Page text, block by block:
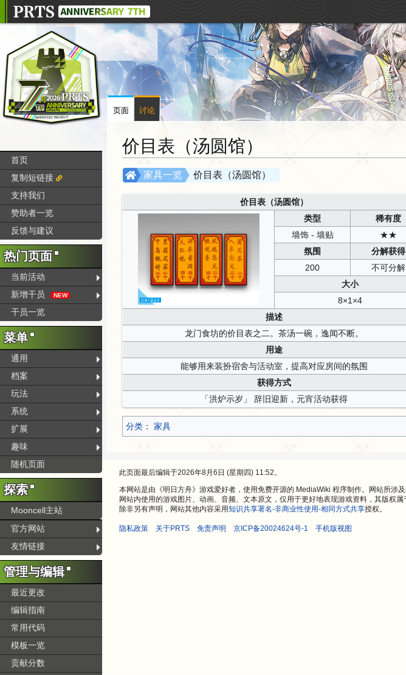
价目表（汤圆馆）
跳
跳
价目表（汤圆馆）
家具一览
价目表（汤圆馆）
类型
稀有度
墙饰 - 墙贴
★★
氛围
分解获得
200
不可分解
大小
8×1×4
描述
龙门食坊的价目表之二。茶汤一碗，逸闻不断。
用途
能够用来装扮宿舍与活动室，提高对应房间的氛围
获得方式
「洪炉示岁」 辞旧迎新，元宵活动获得
分类 ：​ 家具
页面 讨论
首页
复制短链接
支持我们
赞助者一览
反馈与建议
热门页面
当前活动
新增干员
NEW
干员一览
菜单
通用
档案
玩法
系统
扩展
趣味
随机页面
探索
Mooncell主站
官方网站
友情链接
管理与编辑
最近更改
编辑指南
常用代码
模板一览
贡献分数
此页面最后编辑于2026年8月6日 (星期四) 11:52。
本网站是由《明日方舟》游戏爱好者，使用免费开源的 MediaWiki 程序制作。网站所涉
网站内使用的游戏图片、动画、音频、文本原文，仅用于更好地表现游戏资料，其版权属
除非另有声明，网站其他内容采用知识共享署名-非商业性使用-相同方式共享授权。
隐私政策 关于PRTS 免责声明 京ICP备20024624号-1 手机版视图